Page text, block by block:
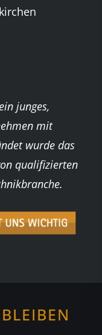
junges,
mit
wurde das
qualifizierten